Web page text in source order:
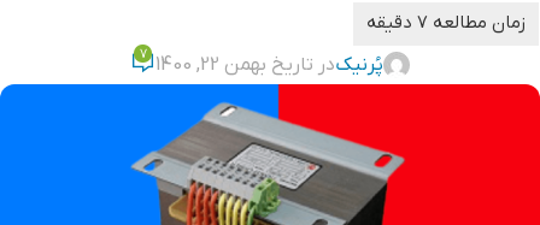
پُرنیکدر تاریخ بهمن 22, 1400 7